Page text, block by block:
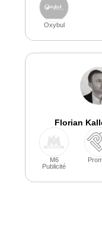
Oxybul
Florian
M6
Publicité